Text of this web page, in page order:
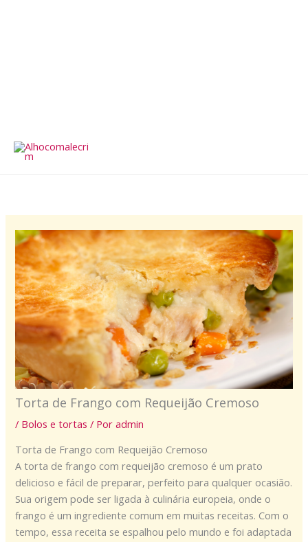
Torta de Frango com Requeijão Cremoso
/ Bolos e tortas / Poradmin
Torta de Frango com Requeijão Cremoso
A torta de frango com requeijão cremoso é um prato
delicioso e fácil de preparar, perfeito para qualquer ocasião.
Sua origem pode ser ligada à culinária europeia, onde o
frango é um ingrediente comum em muitas receitas. Com o
tempo, essa receita se espalhou pelo mundo e foi adaptada